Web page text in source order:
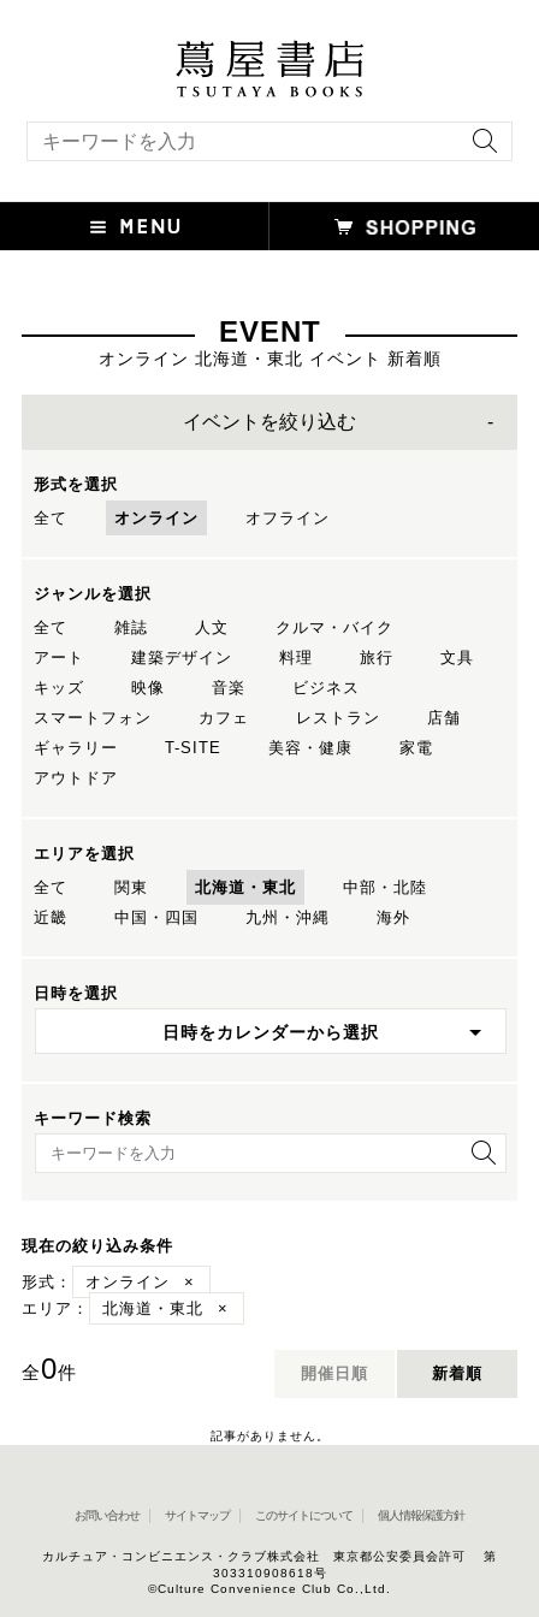
EVENT
オンライン 北海道・東北 イベント 新着順
イベントを絞り込む
形式を選択
全て
オンライン オフライン
ジャンルを選択
全て
雑誌 人文
クルマ・バイク
アート
建築デザイン 料理 旅行
文具
キッズ
映像 音楽
ビジネス
スマートフォン
カフェ レストラン
店舗
ギャラリー
T-SITE 美容・健康
家電
アウトドア
エリアを選択
全て
関東 北海道・東北
中部・北陸
近畿
中国・四国 九州・沖縄 海外
日時を選択
日時をカレンダーから選択
キーワード検索
キーワード検索
現在の絞り込み条件
形式：
オンライン
×
エリア：
北海道・東北 ×
全0件 開催日順 新着順
記事がありません。
お問い合わせ サイトマップ このサイトについて 個人情報保護方針
カルチュア・コンビニエンス・クラブ株式会社 東京都公安委員会許可 第
303310908618号
©Culture Convenience Club Co.,Ltd.